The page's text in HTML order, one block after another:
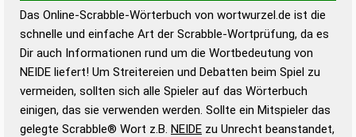
Wortwurzel liefert mit Hilfe eines semantischen
Wortanalyse-Algorithmus gute Anhaltspunkte zu
Wortbedeutung, Worttrennung und Wortform, um die
Gültigkeit eines Wortes für das Scrabble-Spiel zu
bestimmen!
zugelassene Turnier Scrabble-
Wörterbücher sind:
Das Online-Scrabble-Wörterbuch von wortwurzel.de ist die
schnelle und einfache Art der Scrabble-Wortprüfung, da es
Dir auch Informationen rund um die Wortbedeutung von
NEIDE liefert! Um Streitereien und Debatten beim Spiel zu
vermeiden, sollten sich alle Spieler auf das Wörterbuch
einigen, das sie verwenden werden. Sollte ein Mitspieler das
gelegte Scrabble® Wort z.B. NEIDE zu Unrecht beanstandet,